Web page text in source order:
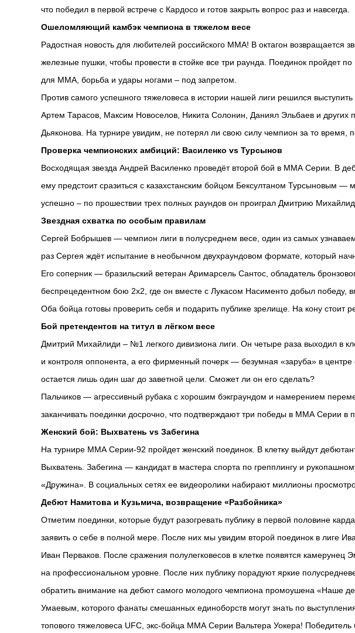
что победил в первой встрече с Кардосо и готов закрыть вопрос раз и навсегда.
Ошеломляющий камбэк чемпиона в тяжелом весе
Радостная новость для любителей российского ММА! В октагон возвращается
железные пушки, чтобы провести в стойке все три раунда. Поединок пройдет
для ММА, борьба и удары ногами – под запретом.
Против самого успешного тяжеловеса в истории нашей лиги решился
Артем Тарасов, Максим Новоселов, Никита Солонин, Даниял Эльбаев и других
Дьяконова. На турнире увидим, не потерял ли свою силу чемпион за то время,
Проверка чемпионских амбиций: Василенко vs Турсынов
Восходящая звезда Андрей Василенко проведёт второй бой в ММА Серии. В
ему предстоит сразиться с казахстанским бойцом Бексултаном Турсыновым —
успешно – по прошествии трех полных раундов он проиграл Дмитрию
Звездная схватка по особым правилам
Сергей Бобрышев — чемпион лиги в полусреднем весе, один из самых
раз Сергея ждёт испытание в необычном двухраундовом формате, который
Его соперник — бразильский ветеран Аримарсель Сантос, обладатель
беспрецедентном бою 2х2, где он вместе с Лукасом Насименто добыл победу,
Оба бойца готовы проверить себя и подарить публике зрелище. На кону
Бой претендентов на титул в лёгком весе
Дмитрий Михайлиди – №1 легкого дивизиона лиги. Он четыре раза выходил в
и контроля оппонента, а его фирменный почерк — безумная «заруба» в
остается лишь один шаг до заветной цели. Сможет ли он его сделать?
Пальчиков — агрессивный рубака с хорошим бэкграундом и намерением
заканчивать поединки досрочно, что подтверждают три победы в ММА Серии
Женский бой: Выхватень vs Забегина
На турнире ММА Серии-92 пройдет женский поединок. В клетку выйдут
Выхватень. Забегина — кандидат в мастера спорта по грепплингу и
«Дружина». В социальных сетях ее видеоролики набирают миллионы
Дебют Намитова и Кузьмича, возвращение «Разбойника»
Отметим поединки, которые будут разогревать публику в первой половине
заявить о себе в полной мере. После них мы увидим второй поединок в лиге
Иван Перваков. После сражения полулегковесов в клетке появятся
на профессиональном уровне. После них публику порадуют яркие
обратить внимание на дебют самого молодого чемпиона промоушена «Наше
Умаевым, которого фанаты смешанных единоборств могут знать по
топового тяжеловеса UFC, экс-бойца ММА Серии Вальтера Уокера!